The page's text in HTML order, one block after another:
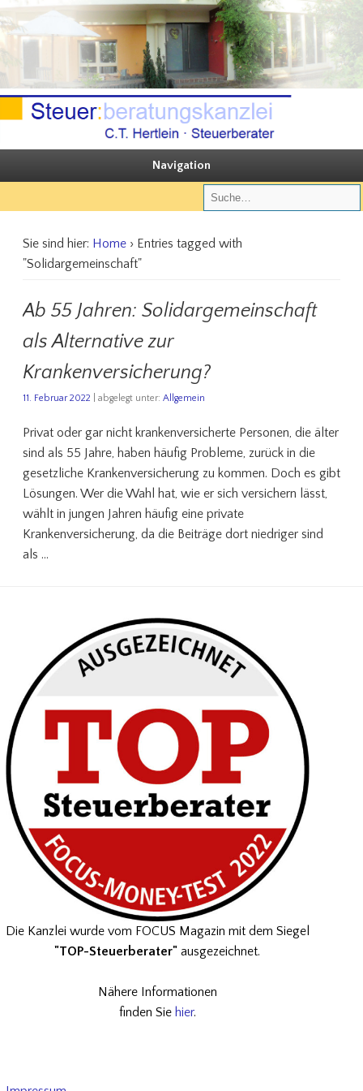
Steuerberatungskanzlei C.T. Hertlein
Sie steuern, wir beraten
Navigation
Sie sind hier: Home› Entries tagged with
"Solidargemeinschaft"
Ab 55 Jahren: Solidargemeinschaft
als Alternative zur
Krankenversicherung?
11. Februar 2022 | abgelegt unter: Allgemein
Privat oder gar nicht krankenversicherte Personen, die älter
sind als 55 Jahre, haben häufig Probleme, zurück in die
gesetzliche Krankenversicherung zu kommen. Doch es gibt
Lösungen. Wer die Wahl hat, wie er sich versichern lässt,
wählt in jungen Jahren häufig eine private
Krankenversicherung, da die Beiträge dort niedriger sind
als …
Die Kanzlei wurde vom FOCUS Magazin mit dem Siegel
"TOP-Steuerberater" ausgezeichnet.
Nähere Informationen
finden Sie hier.